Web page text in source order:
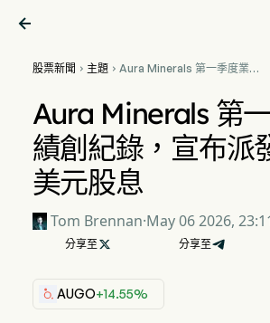

股票新聞  主題 Aura Minerals 第一季度業績
Aura Minerals 第
績創紀錄，宣布派
美元股息
Tom Brennan·May 06 2026,
分享至  分享至
AUGO+14.55%